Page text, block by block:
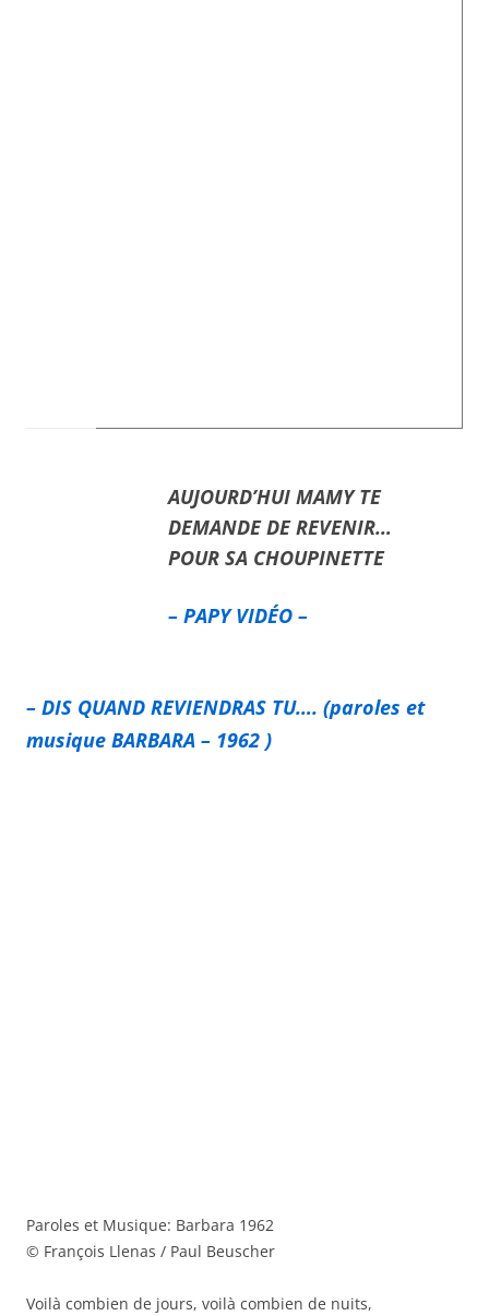
AUJOURD’HUI MAMY TE
DEMANDE DE REVENIR…
POUR SA CHOUPINETTE
– PAPY VIDÉO –
– DIS QUAND REVIENDRAS TU…. (paroles et
musique BARBARA – 1962 )
Paroles et Musique: Barbara 1962
© François Llenas / Paul Beuscher
Voilà combien de jours, voilà combien de nuits,